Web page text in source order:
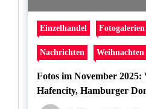
Einzelhandel Fotogalerien
Nachrichten Weihnachten
Fotos im November 2025:
Hafencity, Hamburger